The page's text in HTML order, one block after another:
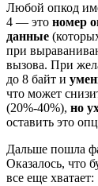
Любой опкод
4 — это номер
данные
при
вызова. При
до 8 байт и
что может
(20%-40%), но
оставить это
Дальше пошла
Оказалось, что
все еще хватает: